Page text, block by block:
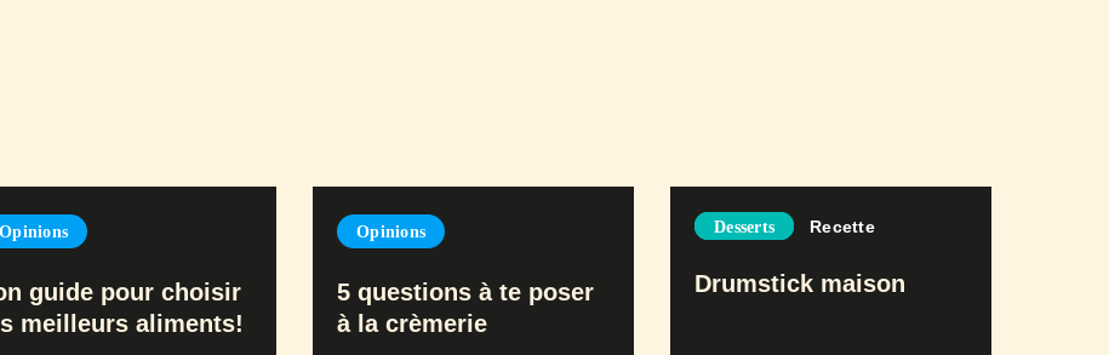
Opinions
guide pour choisir
meilleurs aliments!
Opinions
5 questions à te poser
à la crèmerie
Desserts Recette
Drumstick maison